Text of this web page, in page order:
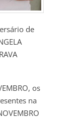
de
os
na